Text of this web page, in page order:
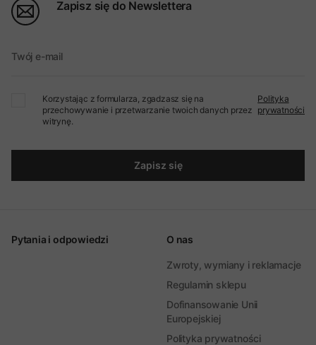
Zapisz się do Newslettera
Twój e-mail
Korzystając z formularza, zgadzasz się na
przechowywanie i przetwarzanie twoich danych przez
witrynę.
Polityka
prywatności
Zapisz się
Pytania i odpowiedzi O nas
Zwroty, wymiany i reklamacje
Regulamin sklepu
Dofinansowanie Unii
Europejskiej
Polityka prywatności